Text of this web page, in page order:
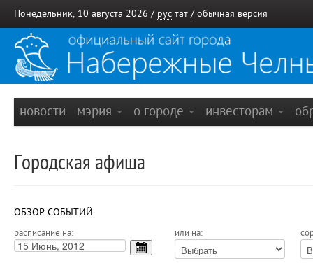
Понедельник, 10 августа 2026 / рус тат / обычная версия
новости мэрия о городе инвесторам
Городская афиша
ОБЗОР СОБЫТИЙ
расписание на: или на: